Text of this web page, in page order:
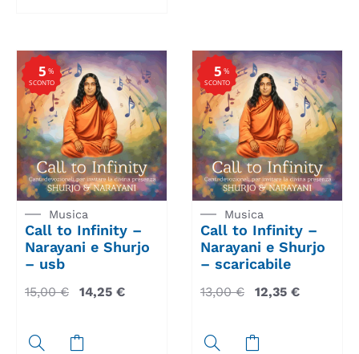
%
SCONTO
5
Musica
Call to Infinity –
Narayani e Shurjo
– usb
15,00€ 14,25 €
%
SCONTO
5
Musica
Call to Infinity –
Narayani e Shurjo
– scaricabile
13,00€ 12,35 €